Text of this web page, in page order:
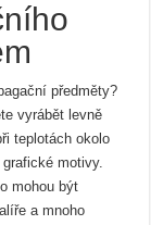
předměty?
vyrábět levně
teplotách okolo
motivy.
mohou být
a mnoho